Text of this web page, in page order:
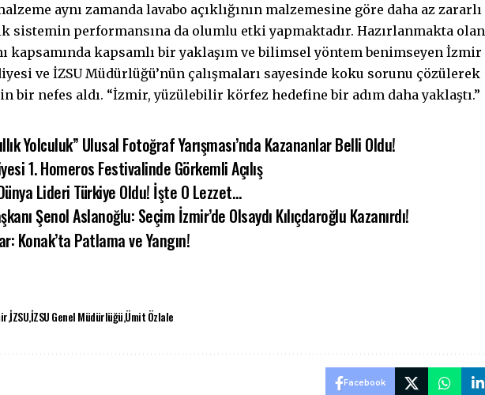
aynı zamanda lavabo açıklığının malzemesine göre daha az zararlı
sistemin performansına da olumlu etki yapmaktadır. Hazırlanmakta olan
kapsamında kapsamlı bir yaklaşım ve bilimsel yöntem benimseyen İzmir
ve İZSU Müdürlüğü’nün çalışmaları sayesinde koku sorunu çözülerek
bir nefes aldı. “İzmir, yüzülebilir körfez hedefine bir adım daha yaklaştı.”
Yolculuk” Ulusal Fotoğraf Yarışması’nda Kazananlar Belli Oldu!
1. Homeros Festivalinde Görkemli Açılış
Lideri Türkiye Oldu! İşte O Lezzet…
Şenol Aslanoğlu: Seçim İzmir’de Olsaydı Kılıçdaroğlu Kazanırdı!
Konak’ta Patlama ve Yangın!
İZSUİZSU Genel MüdürlüğüÜmit Özlale
Facebook